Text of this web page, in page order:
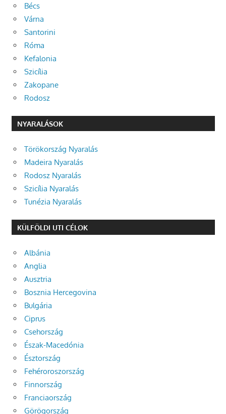
Bécs
Várna
Santorini
Róma
Kefalonia
Szicília
Zakopane
Rodosz
NYARALÁSOK
Törökország Nyaralás
Madeira Nyaralás
Rodosz Nyaralás
Szicília Nyaralás
Tunézia Nyaralás
KÜLFÖLDI UTI CÉLOK
Albánia
Anglia
Ausztria
Bosznia Hercegovina
Bulgária
Ciprus
Csehország
Észak-Macedónia
Észtország
Fehéroroszország
Finnország
Franciaország
Görögország